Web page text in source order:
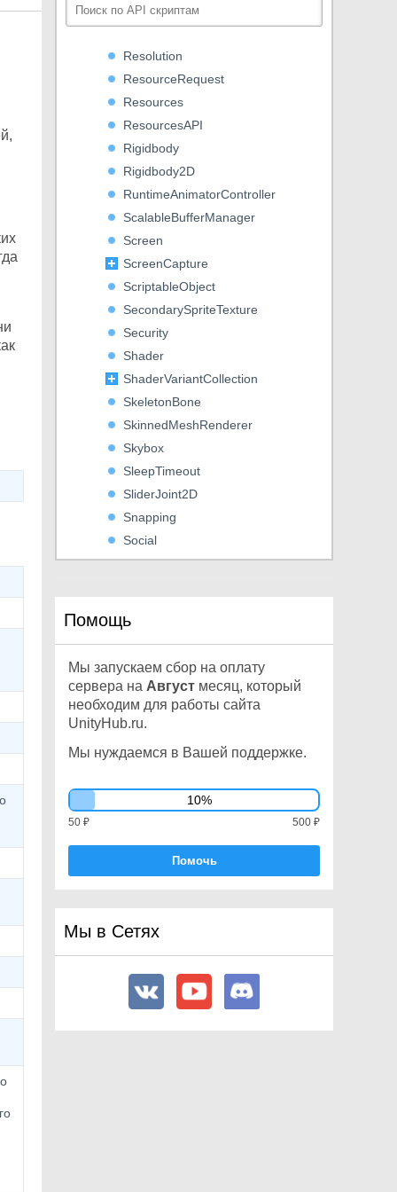
RenderTexture
Resolution
ResourceRequest
Resources
ResourcesAPI
Rigidbody
Rigidbody2D
RuntimeAnimatorController
ScalableBufferManager
Screen
ScreenCapture
ScriptableObject
SecondarySpriteTexture
Security
Shader
ShaderVariantCollection
SkeletonBone
SkinnedMeshRenderer
Skybox
SleepTimeout
SliderJoint2D
Snapping
Social
SoftJointLimit
SphereCollider
SplatPrototype
SpringJoint
SpringJoint2D
SpriteMask
StaticBatchingUtility
SubsystemDescriptor
SubsystemManager
SurfaceEffector2D
SystemInfo
Помощь
Мы запускаем сбор на оплату
сервера на Август месяц, который
необходим для работы сайта
UnityHub.ru.
Мы нуждаемся в Вашей поддержке.
10%
500 ₽
50 ₽
Помочь
Мы в Сетях